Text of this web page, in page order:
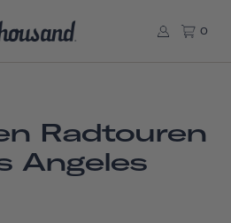
0
Radtouren
Angeles